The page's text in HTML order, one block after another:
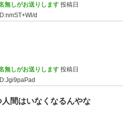
無しがお送りします 投稿日
d
無しがお送りします 投稿日
ID:Jgi9paPad
間はいなくなるんやな